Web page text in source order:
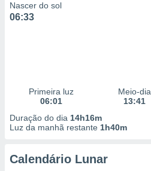
Nascer do sol
06:33
Primeira luz
06:01
Meio-dia
13:41
Duração do dia 14h16m
Luz da manhã restante 1h40m
Calendário Lunar